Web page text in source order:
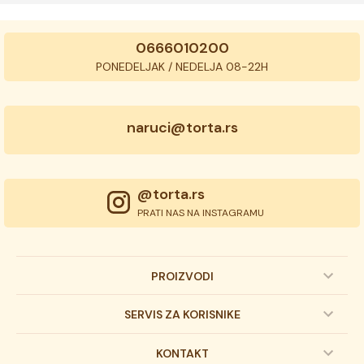
0666010200
PONEDELJAK / NEDELJA 08-22H
naruci@torta.rs
@torta.rs
PRATI NAS NA INSTAGRAMU
PROIZVODI
Dečije torte
Svadbene torte
SERVIS ZA KORISNIKE
Prijava na newsletter
KONTAKT